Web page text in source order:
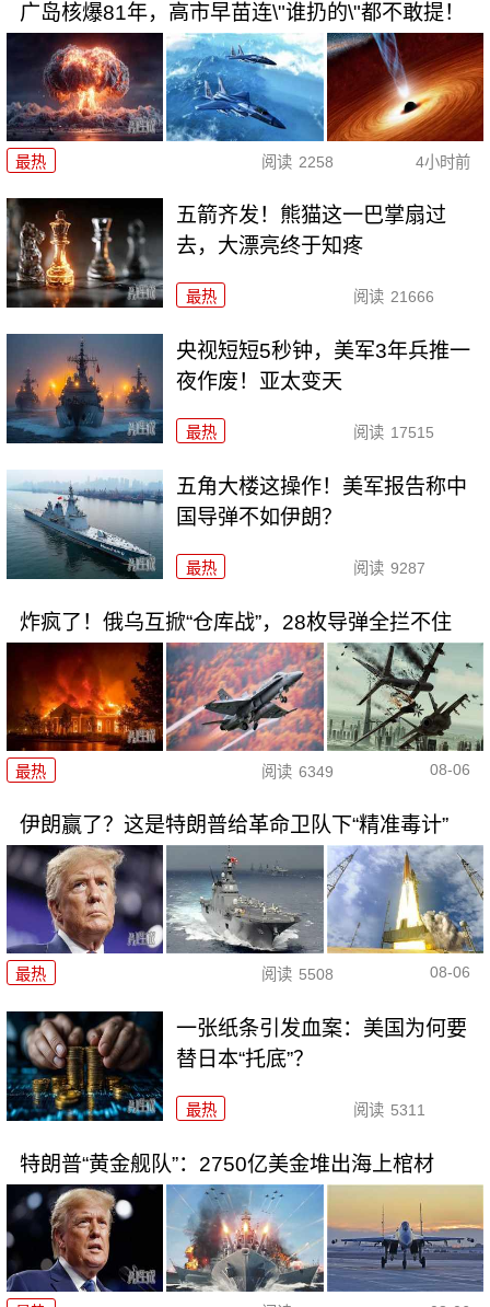
广岛核爆81年，高市早苗连\"谁扔的\"都不敢提！
最热 阅读 2258 4小时前
五箭齐发！熊猫这一巴掌扇过
去，大漂亮终于知疼
最热 阅读 21666
央视短短5秒钟，美军3年兵推一
夜作废！亚太变天
最热 阅读 17515
五角大楼这操作！美军报告称中
国导弹不如伊朗？
最热 阅读 9287
炸疯了！俄乌互掀“仓库战”，28枚导弹全拦不住
最热 阅读 6349 08-06
伊朗赢了？这是特朗普给革命卫队下“精准毒计”
最热 阅读 5508 08-06
一张纸条引发血案：美国为何要
替日本“托底”？
最热 阅读 5311
特朗普“黄金舰队”：2750亿美金堆出海上棺材